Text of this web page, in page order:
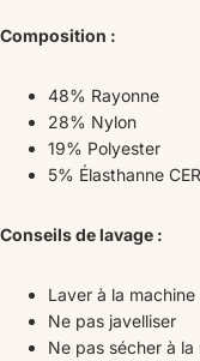
Composition :
48% Rayonne
28% Nylon
19% Polyester
5% Élasthanne
Conseils de lavage :
Laver à la
Ne pas javelliser
Ne pas sécher à la